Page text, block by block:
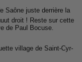
Saône juste derrière la
droit ! Reste sur cette
de Paul Bocuse.
village de Saint-Cyr-